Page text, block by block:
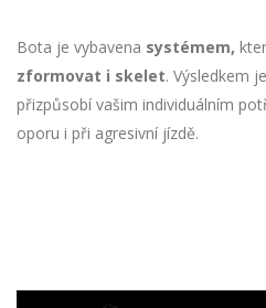
Bota je vybavena systémem,
zformovat i skelet. Výsledkem
přizpůsobí vašim individuálním
oporu i při agresivní jízdě.